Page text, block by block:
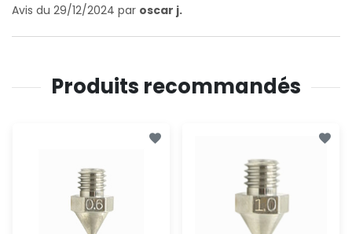
Avis du 29/12/2024 par oscar j.
Produits recommandés